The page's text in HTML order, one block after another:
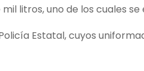
litros, uno de los cuales
Estatal, cuyos